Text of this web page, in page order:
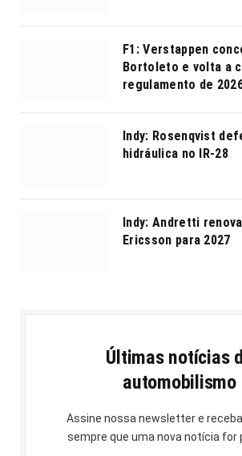
F1: Verstappen
Bortoleto e volta a
regulamento de
Indy: Rosenqvist
hidráulica no IR-28
Indy: Andretti
Ericsson para 2027
Últimas notícias
automobilismo
Assine nossa newsletter e
sempre que uma nova notícia for